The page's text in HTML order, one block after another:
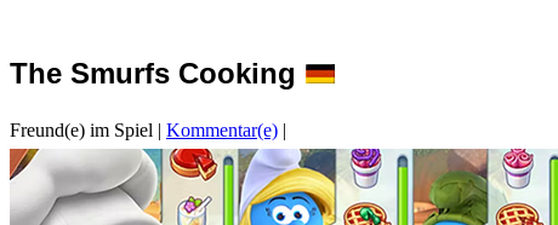
The Smurfs Cooking
Freund(e) im Spiel | Kommentar(e) |